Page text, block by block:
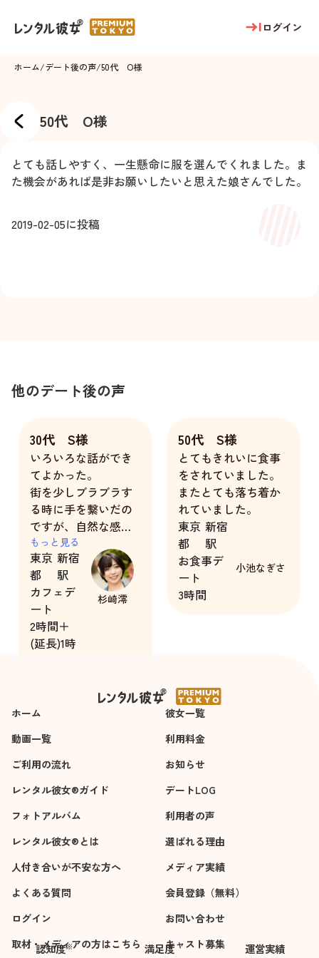
ログイン
ホーム/デート後の声/50代 O様
50代 O様
とても話しやすく、一生懸命に服を選んでくれました。ま
た機会があれば是非お願いしたいと思えた娘さんでした。
2019-02-05に投稿
他のデート後の声
30代 S様
いろいろな話ができ
てよかった。
街を少しブラブラす
る時に手を繋いだの
ですが、自然な感じ
で握ってきたのでと
ても良かったです！
久しぶりにドキドキ
できて楽しかったで
す！
もっと見る
東京
都
新宿
駅
カフェデ
ート
2時間＋
(延長)1時
杉崎澪
50代 S様
とてもきれいに食事
をされていました。
またとても落ち着か
れていました。
東京
都
新宿
駅
お食事デ
ート
3時間
小池なぎさ
ホーム
彼女一覧
動画一覧
利用料金
ご利用の流れ
お知らせ
レンタル彼女®ガイド
デートLOG
フォトアルバム
利用者の声
レンタル彼女®とは
選ばれる理由
人付き合いが不安な方へ
メディア実績
よくある質問
会員登録（無料）
ログイン
お問い合わせ
取材・メディアの方はこちら
キャスト募集
認知度※ 満足度 運営実績